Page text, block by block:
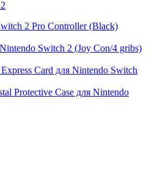
2 Pro Controller (Black)
Switch 2 (Joy Con/4 gribs)
Card для Nintendo Switch
Protective Case для Nintendo